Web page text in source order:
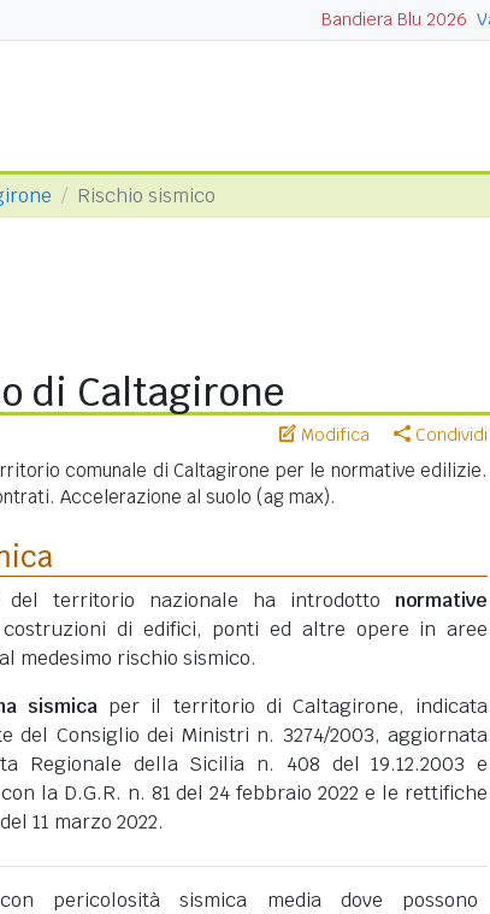
Bandiera Blu 2026
Rischio sismico
di Caltagirone
Modifica Condividi
comunale di Caltagirone per le normative edilizie.
Accelerazione al suolo (ag max).
del territorio nazionale ha introdotto normative
di edifici, ponti ed altre opere in aree
medesimo rischio sismico.
sismica per il territorio di Caltagirone, indicata
del Consiglio dei Ministri n. 3274/2003, aggiornata
Regionale della Sicilia n. 408 del 19.12.2003 e
la D.G.R. n. 81 del 24 febbraio 2022 e le rettifiche
11 marzo 2022.
pericolosità sismica media dove possono